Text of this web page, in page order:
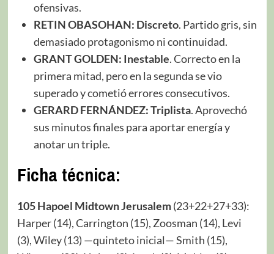
ofensivas.
RETIN OBASOHAN: Discreto. Partido gris, sin
demasiado protagonismo ni continuidad.
GRANT GOLDEN: Inestable. Correcto en la
primera mitad, pero en la segunda se vio
superado y cometió errores consecutivos.
GERARD FERNÁNDEZ: Triplista. Aprovechó
sus minutos finales para aportar energía y
anotar un triple.
Ficha técnica:
105 Hapoel Midtown Jerusalem(23+22+27+33):
Harper (14), Carrington (15), Zoosman (14), Levi
(3), Wiley (13) —quinteto inicial— Smith (15),